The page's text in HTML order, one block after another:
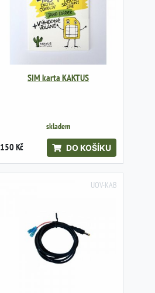
SIM karta KAKTUS
skladem
150 Kč DO KOŠÍKU
UOV-KAB